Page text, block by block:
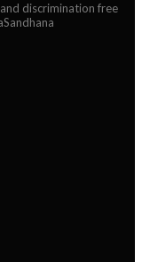
discrimination free